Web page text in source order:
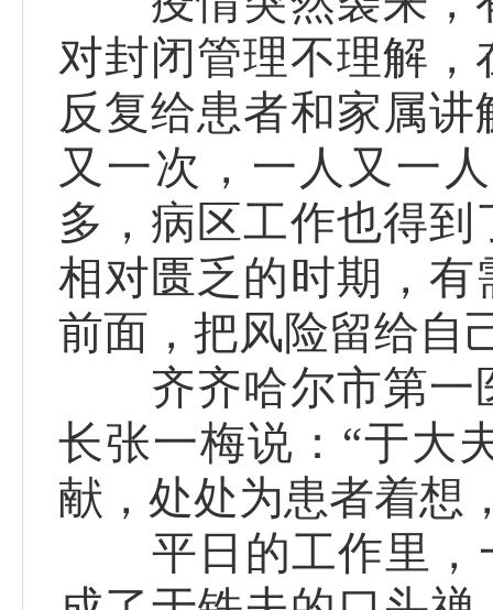
对封闭管理不理解
反复给患者和家属
又一次，一人又一
多，病区工作也得
相对匮乏的时期，
前面，把风险留给自
齐齐哈尔市第一
长张一梅说：“于大
献，处处为患者着想
平日的工作里，一